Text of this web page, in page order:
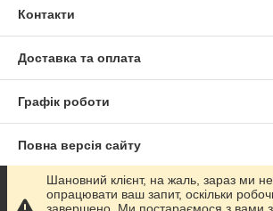
Контакти
Доставка та оплата
Графік роботи
Повна версія сайту
Сайт створено на маркетплейсіProm.ua
Шановний клієнт, на жаль, зараз ми
опрацювати ваш запит, оскільки